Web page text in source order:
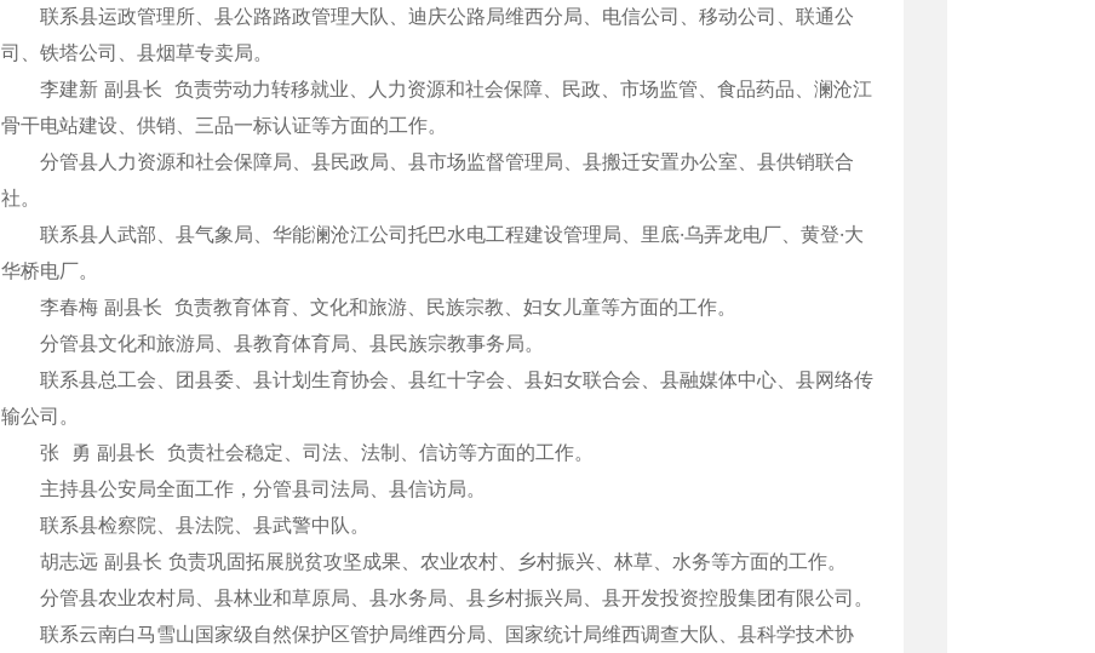
联系县运政管理所、县公路路政管理大队、迪庆公路局维西分局、电信公司、移动公司、联通公
司、铁塔公司、县烟草专卖局。
李建新 副县长 负责劳动力转移就业、人力资源和社会保障、民政、市场监管、食品药品、澜沧江
骨干电站建设、供销、三品一标认证等方面的工作。
分管县人力资源和社会保障局、县民政局、县市场监督管理局、县搬迁安置办公室、县供销联合
社。
联系县人武部、县气象局、华能澜沧江公司托巴水电工程建设管理局、里底·乌弄龙电厂、黄登·大
华桥电厂。
李春梅 副县长 负责教育体育、文化和旅游、民族宗教、妇女儿童等方面的工作。
分管县文化和旅游局、县教育体育局、县民族宗教事务局。
联系县总工会、团县委、县计划生育协会、县红十字会、县妇女联合会、县融媒体中心、县网络传
输公司。
张 勇 副县长 负责社会稳定、司法、法制、信访等方面的工作。
主持县公安局全面工作，分管县司法局、县信访局。
联系县检察院、县法院、县武警中队。
胡志远 副县长 负责巩固拓展脱贫攻坚成果、农业农村、乡村振兴、林草、水务等方面的工作。
分管县农业农村局、县林业和草原局、县水务局、县乡村振兴局、县开发投资控股集团有限公司。
联系云南白马雪山国家级自然保护区管护局维西分局、国家统计局维西调查大队、县科学技术协